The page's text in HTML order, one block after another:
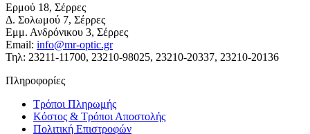
Ερμού 18, Σέρρες
Δ. Σολωμού 7, Σέρρες
Εμμ. Ανδρόνικου 3, Σέρρες
Email: info@mr-optic.gr
Τηλ: 23211-11700, 23210-98025, 23210-20337, 23210-20136
Πληροφορίες
Τρόποι Πληρωμής
Κόστος & Τρόποι Αποστολής
Πολιτική Επιστροφών